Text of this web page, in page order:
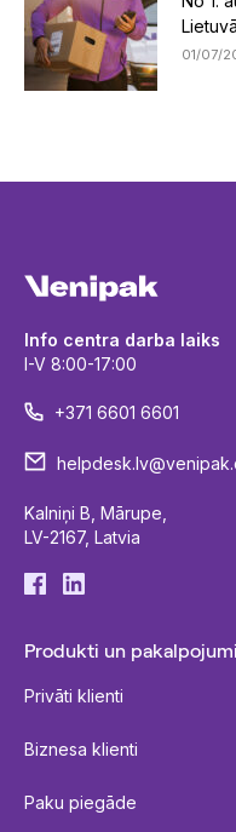
01/07/
Info centra darba laiks
I-V 8:00-17:00
+371 6601 6601
Kalniņi B, Mārupe,
LV-2167, Latvia
Produkti un pakalpojumi
Privāti klienti
Biznesa klienti
Paku piegāde